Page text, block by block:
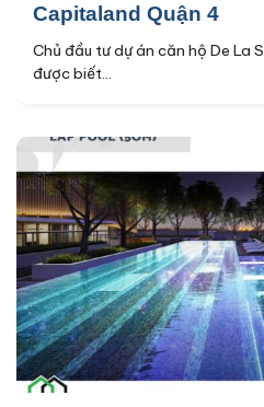
Capitaland Quận 4
Chủ đầu tư dự án căn hộ De La
được biết...